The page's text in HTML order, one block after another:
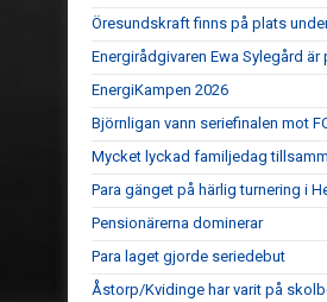
Öresundskraft finns på plats
Energirådgivaren Ewa Sylegård
EnergiKampen 2026
Björnligan vann seriefinalen mot
Mycket lyckad familjedag
Para gänget på härlig turnering i
Pensionärerna dominerar
Para laget gjorde seriedebut
Åstorp/Kvidinge har varit på